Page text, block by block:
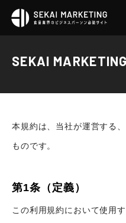
SEKAI
本規約は、当社が運営する
ものです。
第1条（定義）
この利用規約において使用